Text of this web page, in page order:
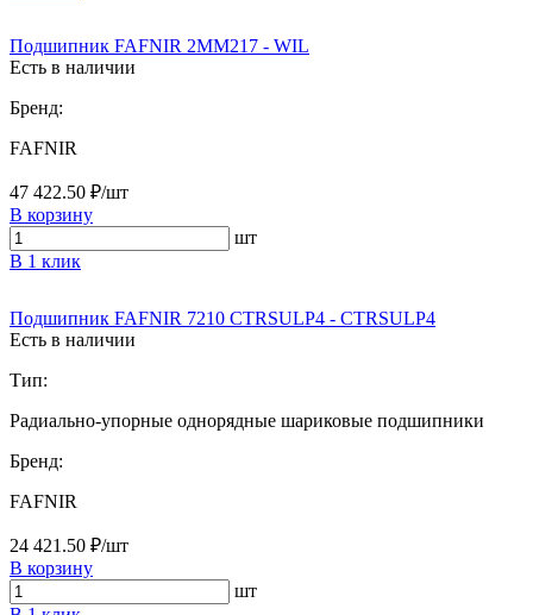
Подшипник FAFNIR 2MM217 - WIL
Есть в наличии
Бренд:
FAFNIR
47 422.50 ₽/шт
В корзину
шт
В 1 клик
Подшипник FAFNIR 7210 CTRSULP4 - CTRSULP4
Есть в наличии
Тип:
Радиально-упорные однорядные шариковые подшипники
Бренд:
FAFNIR
24 421.50 ₽/шт
В корзину
шт